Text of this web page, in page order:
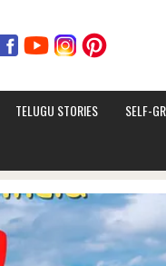
TELUGU STORIES SELF-